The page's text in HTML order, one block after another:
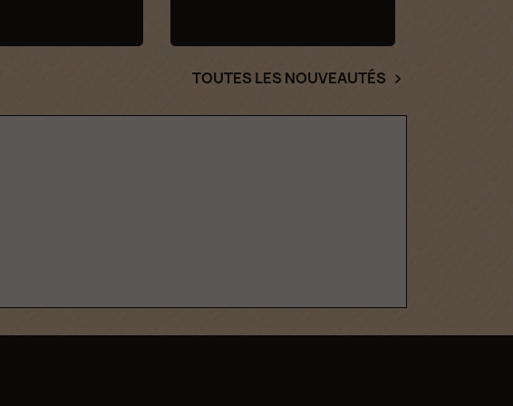
TOUTES LES NOUVEAUTÉS 